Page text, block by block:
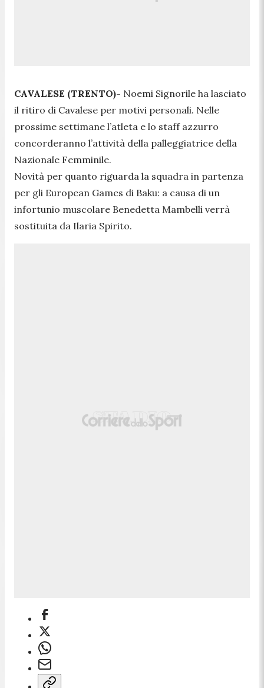
CAVALESE (TRENTO)- Noemi Signorile ha lasciato
il ritiro di Cavalese per motivi personali. Nelle
prossime settimane l’atleta e lo staff azzurro
concorderanno l’attività della palleggiatrice della
Nazionale Femminile.
Novità per quanto riguarda la squadra in partenza
per gli European Games di Baku: a causa di un
infortunio muscolare Benedetta Mambelli verrà
sostituita da Ilaria Spirito.